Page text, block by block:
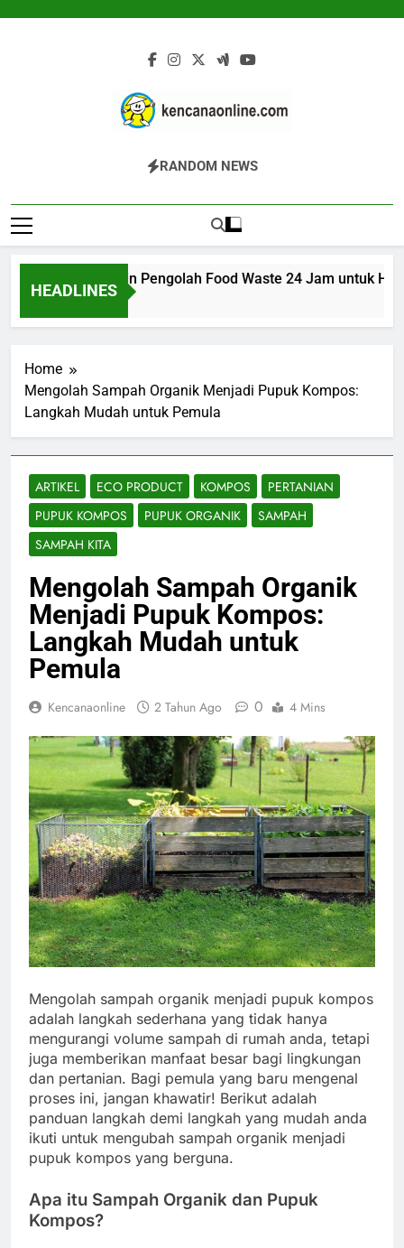
Kencana Online
Jasa Pengelolaan Sampah Kawasan
Dan Industri
RANDOM NEWS
HEADLINES
ARK 200K: Mesin Pengolah Food Waste 24 Jam untuk
7 Jam Ago
Home
Mengolah Sampah Organik Menjadi Pupuk Kompos:
Langkah Mudah untuk Pemula
ARTIKEL ECO PRODUCT KOMPOS
PERTANIAN
PUPUK KOMPOS
PUPUK ORGANIK
SAMPAH
SAMPAH KITA
Mengolah Sampah Organik
Menjadi Pupuk Kompos:
Langkah Mudah untuk
Pemula
Kencanaonline 2 Tahun Ago 0 4 Mins
Mengolah sampah organik menjadi pupuk kompos
adalah langkah sederhana yang tidak hanya
mengurangi volume sampah di rumah anda, tetapi
juga memberikan manfaat besar bagi lingkungan
dan pertanian. Bagi pemula yang baru mengenal
proses ini, jangan khawatir! Berikut adalah
panduan langkah demi langkah yang mudah anda
ikuti untuk mengubah sampah organik menjadi
pupuk kompos yang berguna.
Apa itu Sampah Organik dan Pupuk
Kompos?